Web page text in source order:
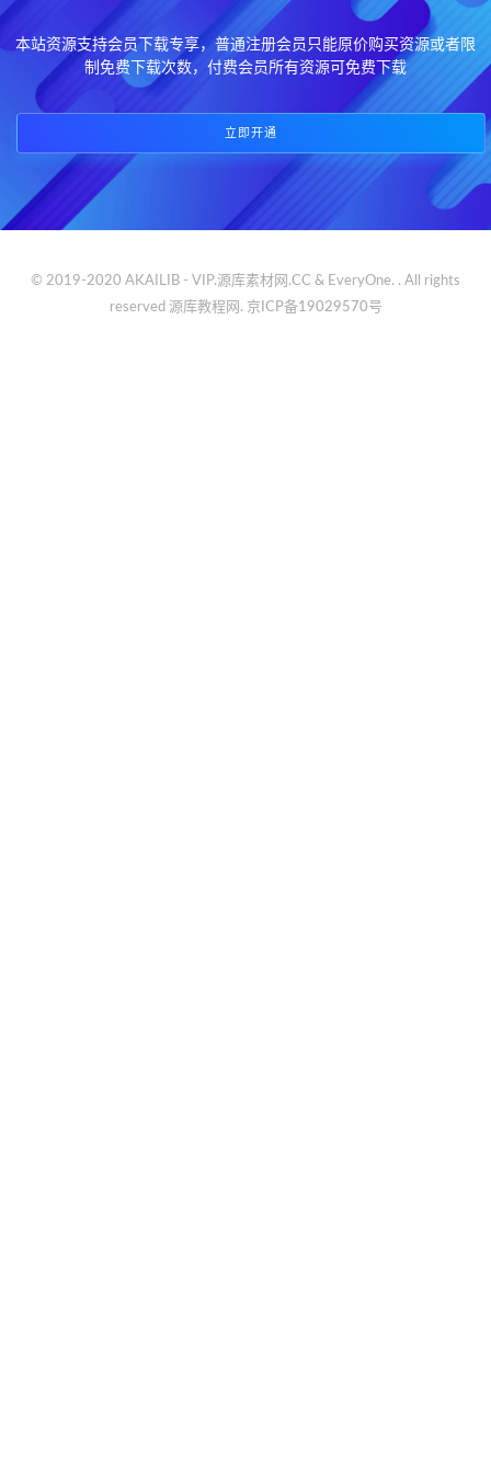
本站资源支持会员下载专享，普通注册会员只能原价购买资源或者限
制免费下载次数，付费会员所有资源可免费下载
立即开通
© 2019-2020 AKAILIB - VIP.源库素材网.CC & EveryOne. . All rights
reserved 源库教程网. 京ICP备19029570号